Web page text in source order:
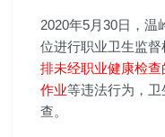
2020年5月30日，温
位进行职业卫生监
排未经职业健康检
作业等违法行为，
查。